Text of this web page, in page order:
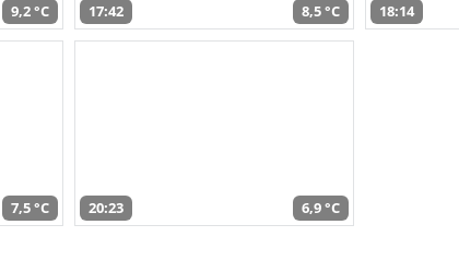
9,2 °C 17:42 8,5 °C 18:14
7,5 °C 20:23 6,9 °C